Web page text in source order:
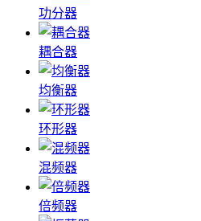
功分器
耦合器
均衡器
环形器
混频器
倍频器